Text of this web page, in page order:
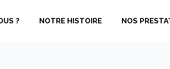
? NOTRE HISTOIRE NOS